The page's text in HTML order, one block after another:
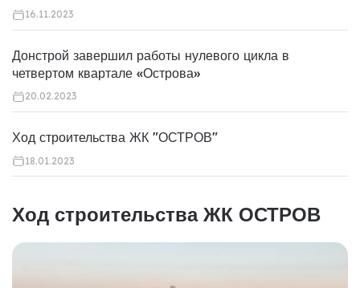
16.11.2023
Донстрой завершил работы нулевого цикла в
четвертом квартале «Острова»
20.02.2023
Ход строительства ЖК "ОСТРОВ"
18.01.2023
Ход строительства ЖК ОСТРОВ